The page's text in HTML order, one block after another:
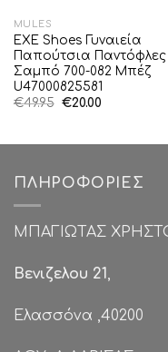
MULES
EXE Shoes Γυναιεία
Παπούτσια Παντόφλες
Σαμπό 700-082 Μπέζ
U47000825581
€49.95 Original
€20.00Η
ΠΛΗΡΟΦΟΡΊΕΣ
ΜΠΑΓΙΩΤΑΣ
Βενιζελου 21,
Ελασσόνα ,40200